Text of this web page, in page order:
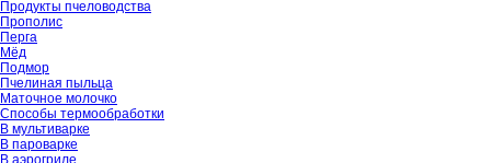
Продукты пчеловодства
Прополис
Перга
Мёд
Подмор
Пчелиная пыльца
Маточное молочко
Способы термообработки
В мультиварке
В пароварке
В аэрогриле